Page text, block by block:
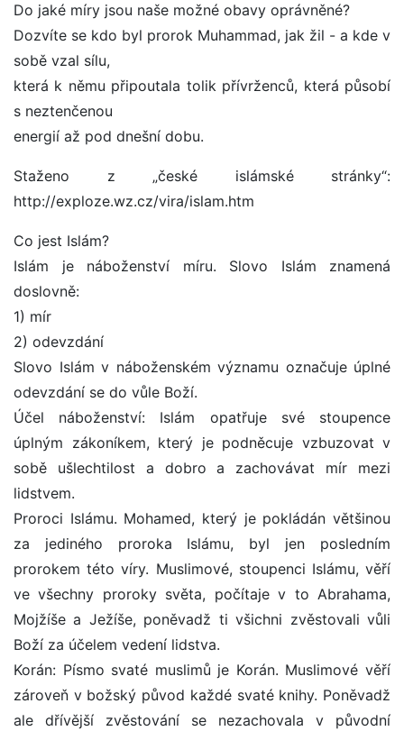
Do jaké míry jsou naše možné obavy oprávněné?
Dozvíte se kdo byl prorok Muhammad, jak žil - a kde v
sobě vzal sílu,
která k němu připoutala tolik přívrženců, která působí
s neztenčenou
energií až pod dnešní dobu.
Staženo z „české islámské stránky“:
http://exploze.wz.cz/vira/islam.htm
Co jest Islám?
Islám je náboženství míru. Slovo Islám znamená
doslovně:
1) mír
2) odevzdání
Slovo Islám v náboženském významu označuje úplné
odevzdání se do vůle Boží.
Účel náboženství: Islám opatřuje své stoupence
úplným zákoníkem, který je podněcuje vzbuzovat v
sobě ušlechtilost a dobro a zachovávat mír mezi
lidstvem.
Proroci Islámu. Mohamed, který je pokládán většinou
za jediného proroka Islámu, byl jen posledním
prorokem této víry. Muslimové, stoupenci Islámu, věří
ve všechny proroky světa, počítaje v to Abrahama,
Mojžíše a Ježíše, poněvadž ti všichni zvěstovali vůli
Boží za účelem vedení lidstva.
Korán: Písmo svaté muslimů je Korán. Muslimové věří
zároveň v božský původ každé svaté knihy. Poněvadž
ale dřívější zvěstování se nezachovala v původní